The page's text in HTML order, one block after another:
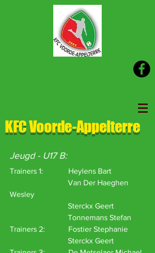
KFC Voorde-Appelterre
Jeugd - U17 B:
Trainers 1: Heylens Bart
Van Der Haeghen
Wesley
Sterckx Geert
Tonnemans Stefan
Trainers 2: Fostier Stephanie
Sterckx Geert